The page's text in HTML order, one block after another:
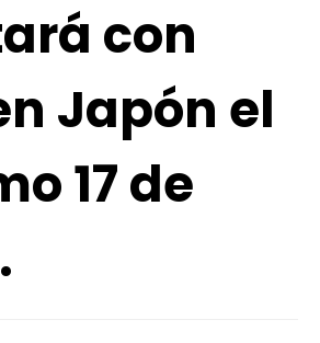
con
Japón el
17 de